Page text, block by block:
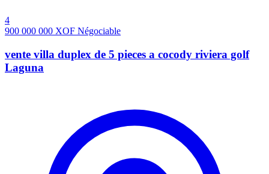
4
900 000 000 XOF Négociable
vente villa duplex de 5 pieces a cocody riviera golf
Laguna